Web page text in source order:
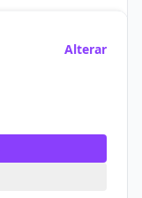
Alterar